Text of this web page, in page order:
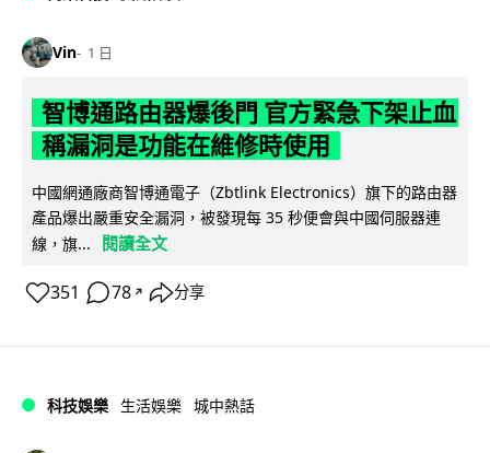
Vin 1 日
智博通路由器爆後門 官方緊急下架止血
稱漏洞是功能在維修時使用
中國網通廠商智博通電子（Zbtlink Electronics）旗下的路由器
產品爆出嚴重安全漏洞，被發現每 35 秒便會與中國伺服器連
線，旗...
閱讀全文
351 78 ↗ 分享
科技娛樂 生活娛樂 城中熱話